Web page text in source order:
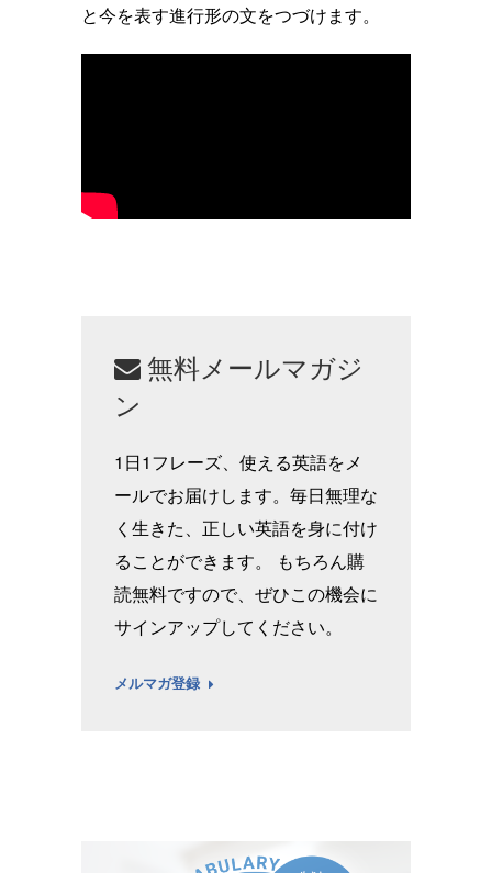
と今を表す進行形の文をつづけます。
無料メールマガジ
ン
1日1フレーズ、使える英語をメ
ールでお届けします。毎日無理な
く生きた、正しい英語を身に付け
ることができます。 もちろん購
読無料ですので、ぜひこの機会に
サインアップしてください。
メルマガ登録